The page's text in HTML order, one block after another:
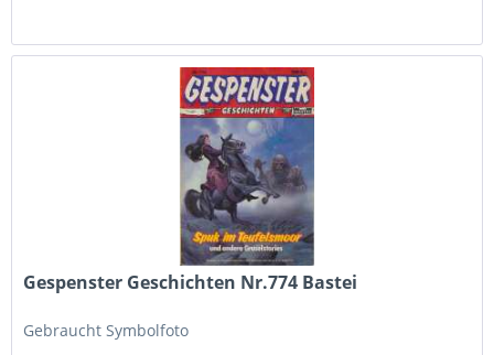
Gespenster Geschichten Nr.774 Bastei
Gebraucht Symbolfoto